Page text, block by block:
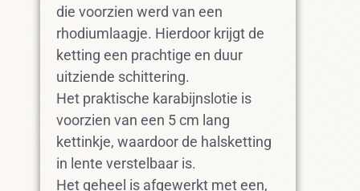
die voorzien werd van een
rhodiumlaagje. Hierdoor krijgt de
ketting een prachtige en duur
uitziende schittering.
Het praktische karabijnslotie is
voorzien van een 5 cm lang
kettinkje, waardoor de halsketting
in lente verstelbaar is.
Het geheel is afgewerkt met een,